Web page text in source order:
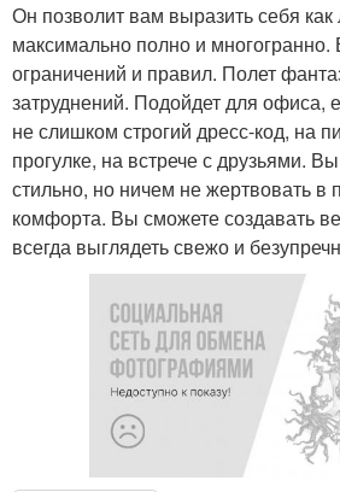
Он позволит вам выразить себя как
максимально полно и многогранно.
ограничений и правил. Полет
затруднений. Подойдет для офиса,
не слишком строгий дресс-код, на
прогулке, на встрече с друзьями.
стильно, но ничем не жертвовать в
комфорта. Вы сможете создавать
всегда выглядеть свежо и